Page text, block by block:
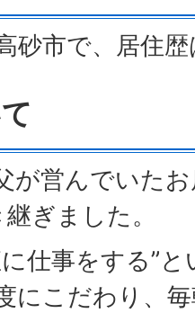
砂市で、居住
が営んでいた
ぎました。
仕事をする”
にこだわり、